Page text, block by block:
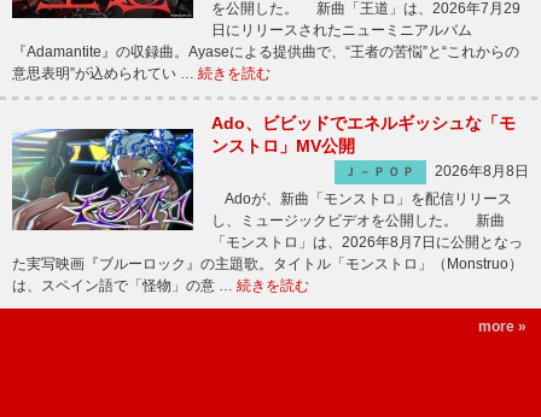
を公開した。 新曲「王道」は、2026年7月29
日にリリースされたニューミニアルバム
『Adamantite』の収録曲。Ayaseによる提供曲で、“王者の苦悩”と“これからの
意思表明”が込められてい … 続きを読む
Ado、ビビッドでエネルギッシュな「モ
ンストロ」MV公開
Ｊ－ＰＯＰ
2026年8月8日
Adoが、新曲「モンストロ」を配信リリース
し、ミュージックビデオを公開した。 新曲
「モンストロ」は、2026年8月7日に公開となっ
た実写映画『ブルーロック』の主題歌。タイトル「モンストロ」（Monstruo）
は、スペイン語で「怪物」の意 … 続きを読む
more »